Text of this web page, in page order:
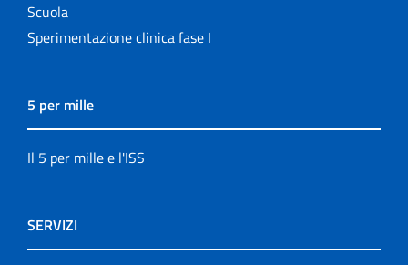
Scuola
Sperimentazione clinica fase I
5 per mille
Il 5 per mille e l'ISS
SERVIZI